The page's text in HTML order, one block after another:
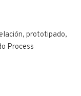
prototipado,
Process